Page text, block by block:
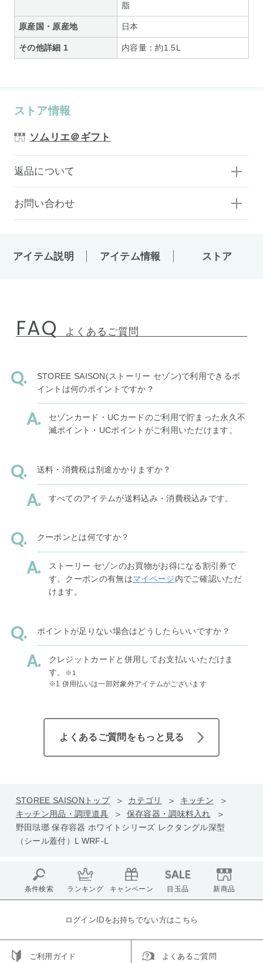
脂
原産国・原産地 日本
その他詳細 1 内容量：約1.5L
ストア情報
ソムリエ＠ギフト
返品について
お問い合わせ
アイテム説明 アイテム情報 ストア
FAQ よくあるご質問
STOREE SAISON(ストーリー セゾン)で利用できるポ
イントは何のポイントですか？
セゾンカード・UCカードのご利用で貯まった永久不
滅ポイント・UCポイントがご利用いただけます。
送料・消費税は別途かかりますか？
すべてのアイテムが送料込み・消費税込みです。
クーポンとは何ですか？
ストーリー セゾンのお買物がお得になる割引券で
す。クーポンの有無はマイページ内でご確認いただ
けます。
ポイントが足りない場合はどうしたらいいですか？
クレジットカードと併用してお支払いいただけま
す。
※1
※1 併用払いは一部対象外アイテムがございます
よくあるご質問をもっと見る
STOREE SAISONトップ カテゴリ
キッチン
キッチン用品・調理道具
保存容器・調味料入れ
野田琺瑯 保存容器 ホワイトシリーズ レクタングル深型
（シール蓋付）L WRF-L
条件検索 ランキング キャンペーン 目玉品 新商品
ログインIDをお持ちでない方はこちら
ご利用ガイド よくあるご質問